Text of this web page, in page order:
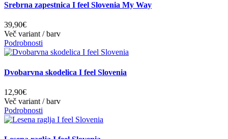
Srebrna zapestnica I feel Slovenia My Way
39,90€
Več variant / barv
Podrobnosti
Dvobarvna skodelica I feel Slovenia
12,90€
Več variant / barv
Podrobnosti